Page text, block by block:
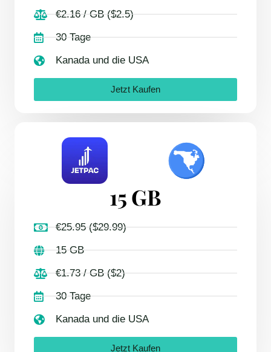
€2.16 / GB ($2.5)
30 Tage
Kanada und die USA
Jetzt Kaufen
15 GB
€25.95 ($29.99)
15 GB
€1.73 / GB ($2)
30 Tage
Kanada und die USA
Jetzt Kaufen